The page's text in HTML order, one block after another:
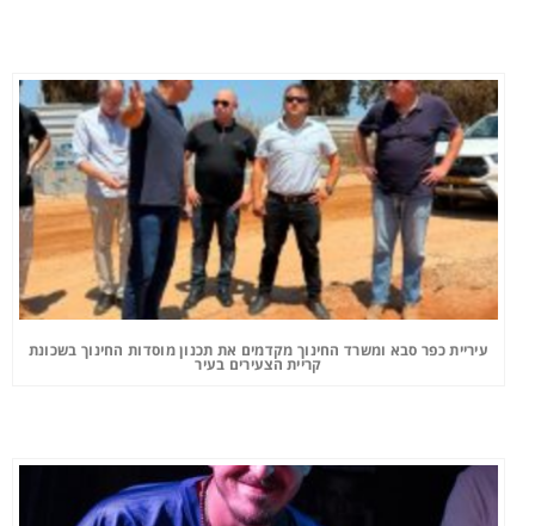
עיריית כפר סבא ומשרד החינוך מקדמים את תכנון מוסדות החינוך בשכונת
קריית הצעירים בעיר